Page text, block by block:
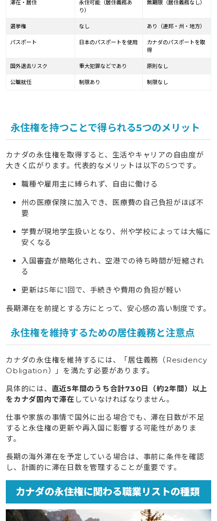
8.5
カナダは生活コストが高い
8.6ネイティブが有利になりやすい傾向がある
談ください
滞在・居住
永住可能（居住義務あ
り）
無期限（居住義務なし）
選挙権 なし あり（連邦・州・地方）
パスポート 日本のパスポートを使用
カナダのパスポートを取
得
国外退去リスク 重大犯罪などであり 原則なし
公職就任 制限あり 制限なし
永住権を持つことで得られる5つのメリット
カナダの永住権を取得すると、生活やキャリアの自由度が
大きく広がります。代表的なメリットは以下の5つです。
職種や雇用主に縛られず、自由に働ける
州の医療保険に加入でき、医療費の自己負担がほぼ不
要
学費が現地学生扱いとなり、州や学校によっては大幅に
安くなる
入国審査が簡略化され、空港での待ち時間が短縮され
る
更新は5年に1回で、手続きや費用の負担が軽い
長期滞在を前提とする方にとって、安心感の高い制度です。
永住権を維持するための居住義務と注意点
カナダの永住権を維持するには、「居住義務（Residency
Obligation）」を満たす必要があります。
具体的には、 直近5年間のうち合計730日（約2年間）以上
をカナダ国内で滞在 していなければなりません。
仕事や家族の事情で国外に出る場合でも、滞在日数が不足
すると永住権の更新や再入国に影響する可能性がありま
す。
長期の海外滞在を予定している場合は、事前に条件を確認
し、計画的に滞在日数を管理することが重要です。
カナダの永住権に関わる職業リストの種類